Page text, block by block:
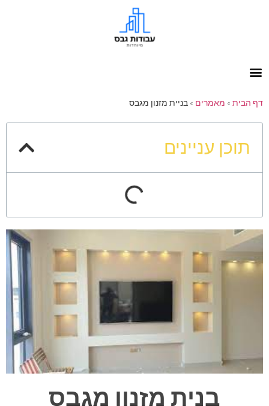
דף הבית » מאמרים » בניית מזנון מגבס
תוכן עניינים
בנית מזנון מגבס